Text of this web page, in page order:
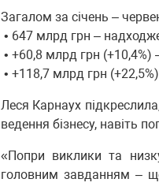
Загалом за січень –
• 647 млрд грн –
• +60,8 млрд грн
• +118,7 млрд грн
Леся Карнаух
ведення бізнесу, навіть
«Попри виклики та
головним завданням –